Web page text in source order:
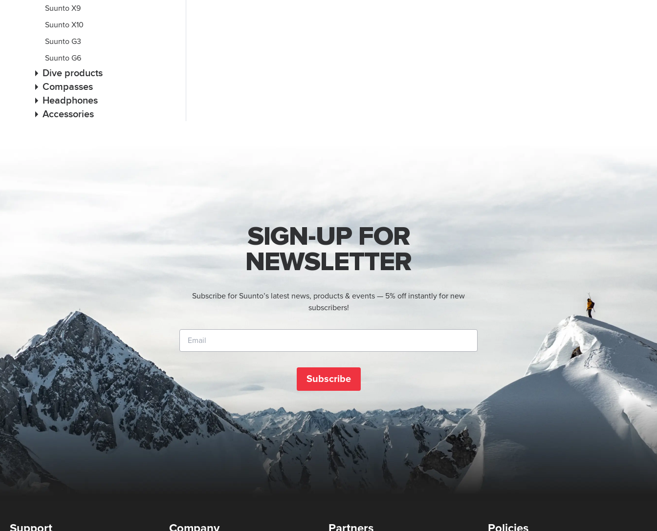
Suunto X9
Suunto X10
Suunto G3
Suunto G6
Dive products
Compasses
Headphones
Accessories
SIGN-UP FOR
NEWSLETTER
Subscribe for Suunto’s latest news, products & events — 5% off instantly for new
subscribers!
Subscribe
Support Company Partners Policies